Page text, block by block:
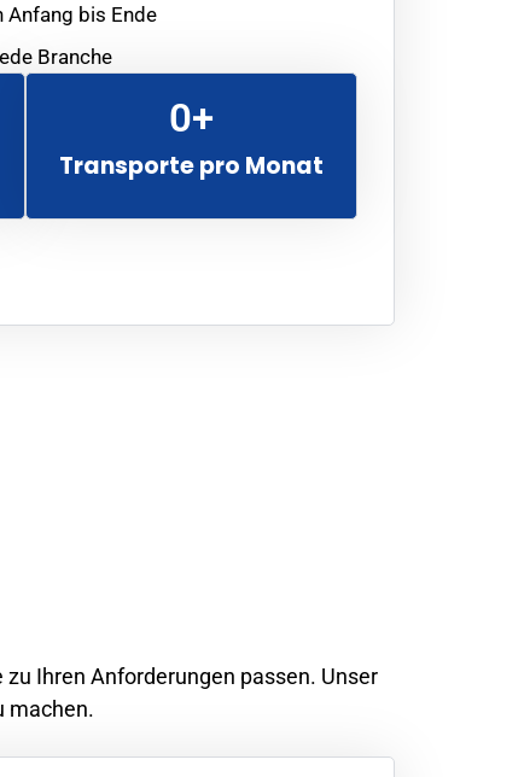
Anfang bis Ende
Branche
Transporte pro Monat
0+
Ihren Anforderungen passen. Unser
machen.